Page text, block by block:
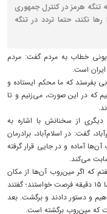
تنگه هرمز در کنترل جمهوری
نکند، حتما تردد در تنگه
خطاب به مردم گفت: مردم
ایران است.
بفرستد که ما محکم ایستاده و
که در این صورت، می‌زنیم و تا
از سخنانش با اشاره به
گفت: در اسلام‌آباد، برادرمان
آماده و در جایی قرار گرفته‌
می‌کند.
که اگر مین‌روب آن‌ها از مکان
خود ذره‌ای جلوتر برود، قطعا به آن شلیک می‌کنیم. از ما ۱۵ دقیقه فرصت خواستند؛ گفتند
و دستور دادند و برگشت. بعد
که مین‌روب برگشته است.